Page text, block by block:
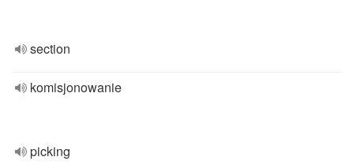
section
komisjonowanie
picking